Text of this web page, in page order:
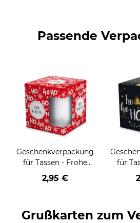
Passende
Geschenkverpackung
für Tassen - Frohe
Weihnachten - HO
HO HO - rot
2,95 €
für
HO
Grußkarten zum